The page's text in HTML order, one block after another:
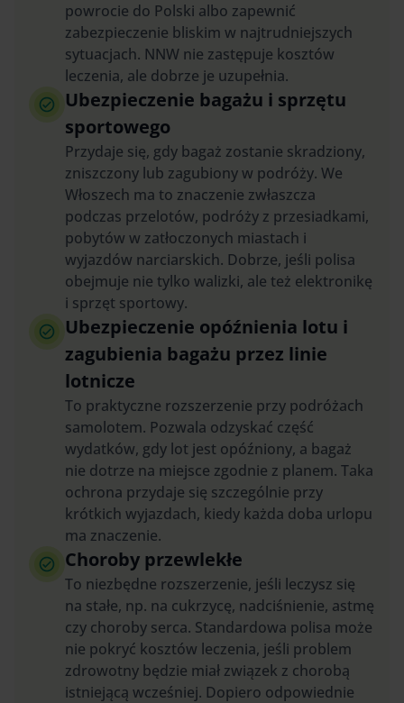
powrocie do Polski albo zapewnić
zabezpieczenie bliskim w najtrudniejszych
sytuacjach. NNW nie zastępuje kosztów
leczenia, ale dobrze je uzupełnia.
Ubezpieczenie bagażu i sprzętu
sportowego
Przydaje się, gdy bagaż zostanie skradziony,
zniszczony lub zagubiony w podróży. We
Włoszech ma to znaczenie zwłaszcza
podczas przelotów, podróży z przesiadkami,
pobytów w zatłoczonych miastach i
wyjazdów narciarskich. Dobrze, jeśli polisa
obejmuje nie tylko walizki, ale też elektronikę
i sprzęt sportowy.
Ubezpieczenie opóźnienia lotu i
zagubienia bagażu przez linie
lotnicze
To praktyczne rozszerzenie przy podróżach
samolotem. Pozwala odzyskać część
wydatków, gdy lot jest opóźniony, a bagaż
nie dotrze na miejsce zgodnie z planem. Taka
ochrona przydaje się szczególnie przy
krótkich wyjazdach, kiedy każda doba urlopu
ma znaczenie.
Choroby przewlekłe
To niezbędne rozszerzenie, jeśli leczysz się
na stałe, np. na cukrzycę, nadciśnienie, astmę
czy choroby serca. Standardowa polisa może
nie pokryć kosztów leczenia, jeśli problem
zdrowotny będzie miał związek z chorobą
istniejącą wcześniej. Dopiero odpowiednie